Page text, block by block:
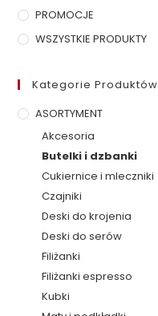
PROMOCJE
WSZYSTKIE PRODUKTY
Kategorie Produktów
ASORTYMENT
Akcesoria
Butelki i dzbanki
Cukiernice i mleczniki
Czajniki
Deski do krojenia
Deski do serów
Filiżanki
Filiżanki espresso
Kubki